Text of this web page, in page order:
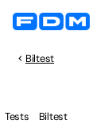
Biltest
Tests Biltest